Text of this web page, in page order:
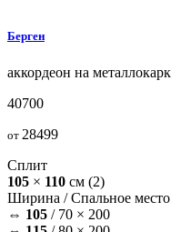
Берген
аккордеон на
40700
от 28499
Сплит
105 × 110 см (2)
Ширина /Спальное место
⇔ 105 / 70 × 200